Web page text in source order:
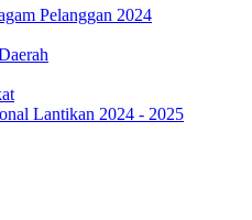
Pelanggan 2024
Lantikan 2024 - 2025